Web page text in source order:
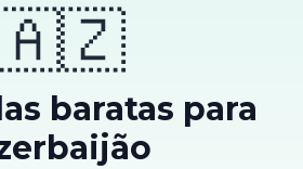
baratas para